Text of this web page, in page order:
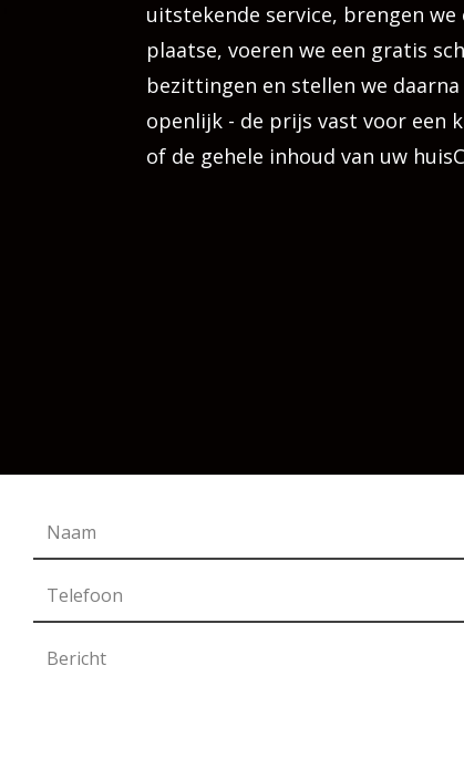
uitstekende service, brengen
plaatse, voeren we een gratis
bezittingen en stellen we
openlijk - de prijs vast voor een
of de gehele inhoud van uw